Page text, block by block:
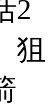
2
狙